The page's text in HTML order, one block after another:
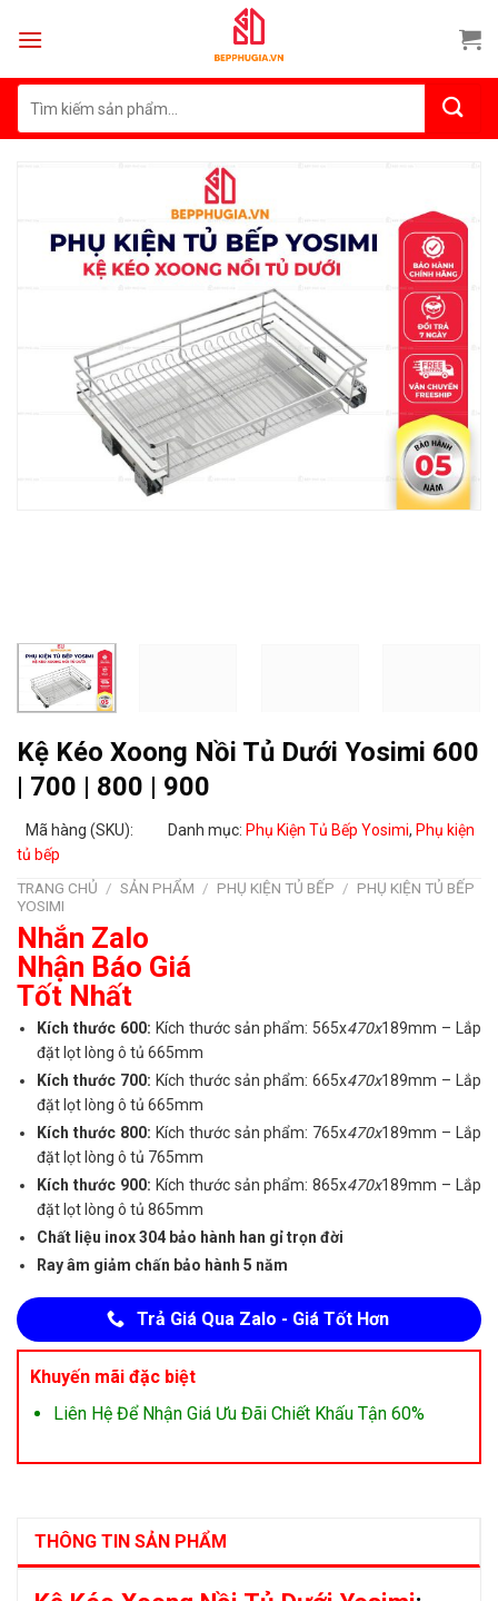
kiếm:
Kệ Kéo Xoong Nồi Tủ Dưới Yosimi 600
| 700 | 800 | 900
Mã hàng (SKU): Danh mục: Phụ Kiện Tủ Bếp Yosimi, Phụ kiện
tủ bếp
TRANG CHỦ / SẢN PHẨM / PHỤ KIỆN TỦ BẾP / PHỤ KIỆN TỦ BẾP
YOSIMI
Nhắn Zalo
Nhận Báo Giá
Tốt Nhất
Kích thước 600: Kích thước sản phẩm: 565x470x189mm – Lắp
đặt lọt lòng ô tủ 665mm
Kích thước 700: Kích thước sản phẩm: 665x470x189mm – Lắp
đặt lọt lòng ô tủ 665mm
Kích thước 800: Kích thước sản phẩm: 765x470x189mm – Lắp
đặt lọt lòng ô tủ 765mm
Kích thước 900: Kích thước sản phẩm: 865x470x189mm – Lắp
đặt lọt lòng ô tủ 865mm
Chất liệu inox 304 bảo hành han gỉ trọn đời
Ray âm giảm chấn bảo hành 5 năm
Trả Giá Qua Zalo - Giá Tốt Hơn
Khuyến mãi đặc biệt
Liên Hệ Để Nhận Giá Ưu Đãi Chiết Khấu Tận 60%
THÔNG TIN SẢN PHẨM